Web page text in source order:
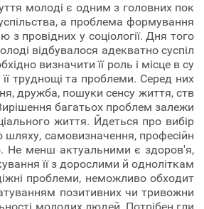
молоді є одним з головних пок
а проблема формування
з провідних у соціології. Дня того
відбувалося адекватно суспіл
визначити її роль і місце в су
її труднощі та проблеми. Серед них
дружба, пошуки сенсу життя, ств
багатьох проблем залежи
життя. Йдеться про вибір
шляху, самовизначення, професійн
Не менш актуальними є здоров'я,
її з дорослими й одноліткам
проблеми, неможливо обходит
позитивних чи тривожни